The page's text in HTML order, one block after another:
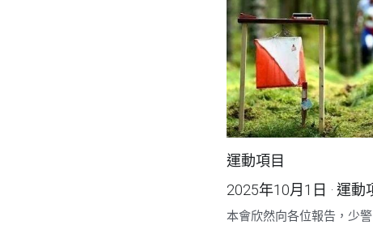
運動項目
2025年10月1日 ·運動
本會欣然向各位報告，少